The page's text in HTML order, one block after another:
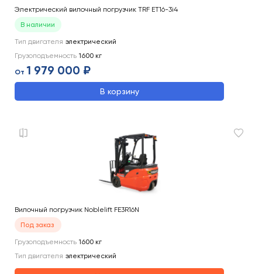
Электрический вилочный погрузчик TRF ET16-3i4
В наличии
Тип двигателя электрический
Грузоподъемность 1600 кг
От 1 979 000 ₽
В корзину
Вилочный погрузчик Noblelift FE3R16N
Под заказ
Грузоподъемность 1600 кг
Тип двигателя электрический